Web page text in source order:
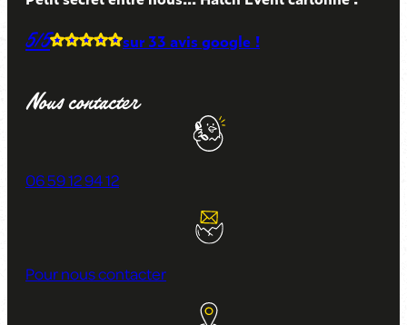
5/5 sur 33 avisgoogle !
Nous contacter
06 59 12 94 12
Pour nous contacter